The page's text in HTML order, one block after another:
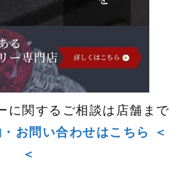
に関するご相談は店舗まで
お問い合わせはこちら ＜
＜